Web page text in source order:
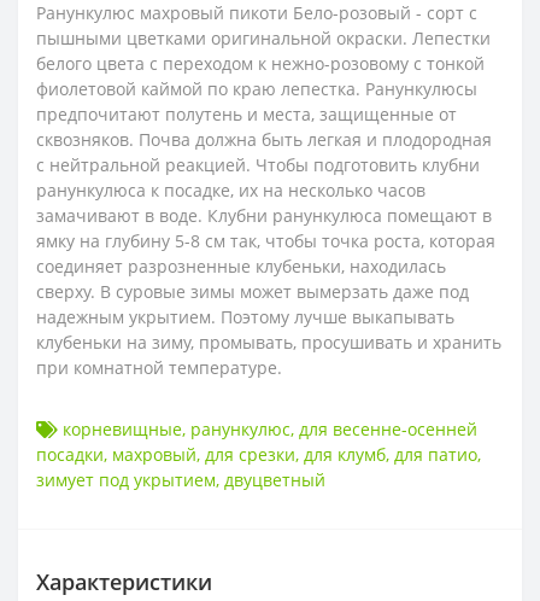
Ранункулюс махровый пикоти Бело-розовый - сорт с
пышными цветками оригинальной окраски. Лепестки
белого цвета с переходом к нежно-розовому с тонкой
фиолетовой каймой по краю лепестка. Ранункулюсы
предпочитают полутень и места, защищенные от
сквозняков. Почва должна быть легкая и плодородная
с нейтральной реакцией. Чтобы подготовить клубни
ранункулюса к посадке, их на несколько часов
замачивают в воде. Клубни ранункулюса помещают в
ямку на глубину 5-8 см так, чтобы точка роста, которая
соединяет разрозненные клубеньки, находилась
сверху. В суровые зимы может вымерзать даже под
надежным укрытием. Поэтому лучше выкапывать
клубеньки на зиму, промывать, просушивать и хранить
при комнатной температуре.
корневищные, ранункулюс, для весенне-осенней
посадки, махровый, для срезки, для клумб, для патио,
зимует под укрытием, двуцветный
Характеристики